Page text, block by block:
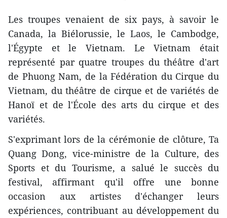
Les troupes venaient de six pays, à savoir le
Canada, la Biélorussie, le Laos, le Cambodge,
l'Égypte et le Vietnam. Le Vietnam était
représenté par quatre troupes du théâtre d'art
de Phuong Nam, de la Fédération du Cirque du
Vietnam, du théâtre de cirque et de variétés de
Hanoï et de l'École des arts du cirque et des
variétés.
S'exprimant lors de la cérémonie de clôture, Ta
Quang Dong, vice-ministre de la Culture, des
Sports et du Tourisme, a salué le succès du
festival, affirmant qu'il offre une bonne
occasion aux artistes d'échanger leurs
expériences, contribuant au développement du